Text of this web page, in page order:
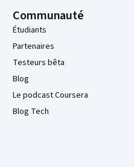
Communauté
Étudiants
Partenaires
Testeurs bêta
Blog
Le podcast Coursera
Blog Tech